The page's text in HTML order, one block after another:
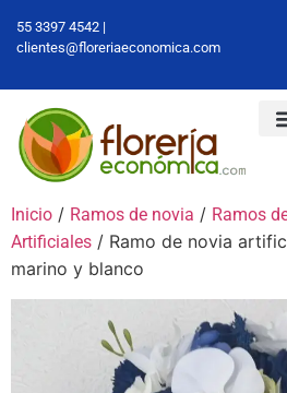
55 3397 4542 |
clientes@floreriaeconomica.com
Inicio / Ramos de novia / Ramos
Artificiales / Ramo de novia
marino y blanco